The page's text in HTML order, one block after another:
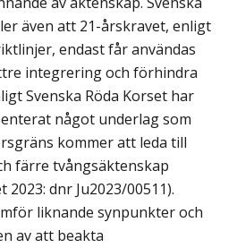
även att 21-årskravet, enligt
endast får användas
integrering och förhindra
Svenska Röda Korset har
något underlag som
kommer att leda till
färre tvångsäktenskap
2023: dnr Ju2023/00511).
liknande synpunkter och
av att beakta